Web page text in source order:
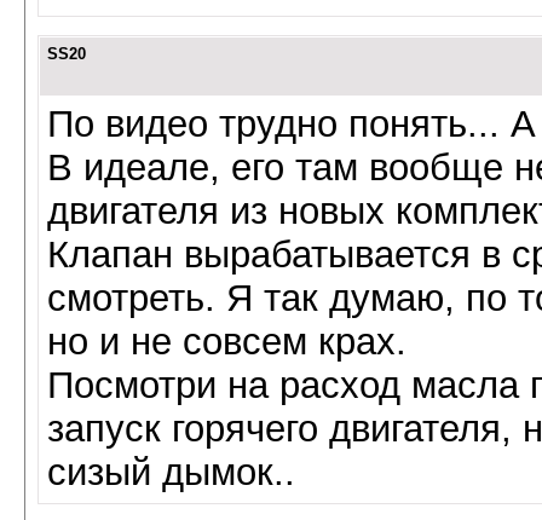
SS20
По видео трудно понять...
В идеале, его там вообще
двигателя из новых
Клапан вырабатывается в
смотреть. Я так думаю, по
но и не совсем крах.
Посмотри на расход масла
запуск горячего
сизый дымок..